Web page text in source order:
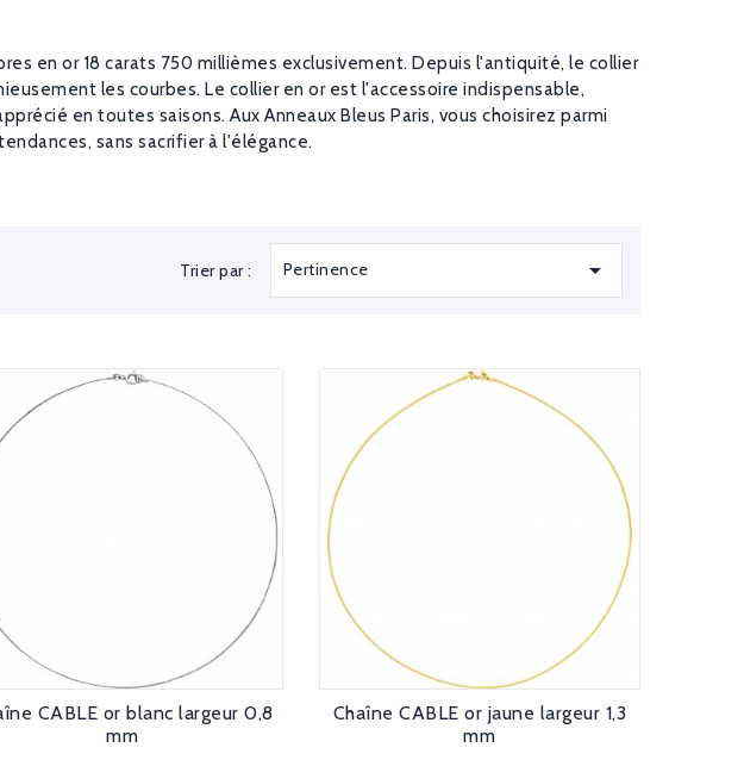
en or 18 carats 750 millièmes exclusivement. Depuis l'antiquité, le collier
les courbes. Le collier en or est l'accessoire indispensable,
en toutes saisons. Aux Anneaux Bleus Paris, vous choisirez parmi
sans sacrifier à l'élégance.
Trier par : Pertinence 
CABLE or blanc largeur 0,8
mm
Chaîne CABLE or jaune largeur 1,3
mm